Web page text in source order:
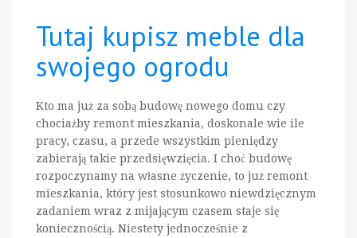
Tutaj kupisz meble dla
swojego ogrodu
Kto ma już za sobą budowę nowego domu czy
chociażby remont mieszkania, doskonale wie ile
pracy, czasu, a przede wszystkim pieniędzy
zabierają takie przedsięwzięcia. I choć budowę
rozpoczynamy na własne życzenie, to już remont
mieszkania, który jest stosunkowo niewdzięcznym
zadaniem wraz z mijającym czasem staje się
koniecznością. Niestety jednocześnie z